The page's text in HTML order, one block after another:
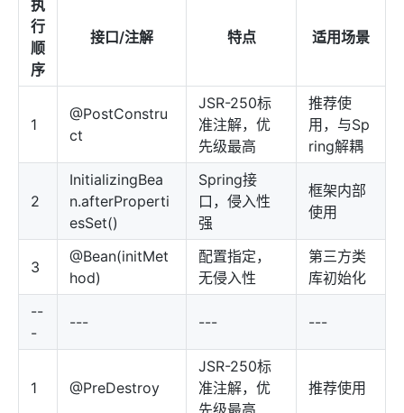
执
行
顺
序
接口/注解 特点 适用场景
1
@PostConstru
ct
JSR-250标
准注解，优
先级最高
推荐使
用，与Sp
ring解耦
2
InitializingBea
n.afterProperti
esSet()
Spring接
口，侵入性
强
框架内部
使用
3
@Bean(initMet
hod)
配置指定，
无侵入性
第三方类
库初始化
--
-
--- --- ---
1 @PreDestroy
JSR-250标
准注解，优
先级最高
推荐使用